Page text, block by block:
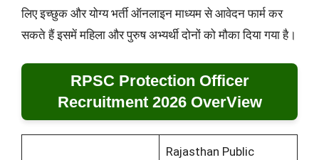
लिए इच्छुक और योग्य भर्ती ऑनलाइन माध्यम से आवेदन फार्म कर
सकते हैं इसमें महिला और पुरुष अभ्यर्थी दोनों को मौका दिया गया है।
RPSC Protection Officer
Recruitment 2026 OverView
Rajasthan Public